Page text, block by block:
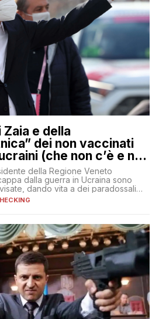
Zaia e della
dei non vaccinati
(che non c’è e non
della Regione Veneto
dalla guerra in Ucraina sono
dando vita a dei paradossali